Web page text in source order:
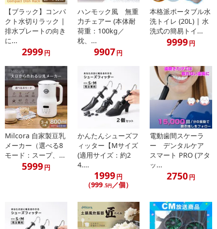
【ブラック】コンパ
クト水切りラック |
排水プレートの向き
に...
2999円
ハンモック風 無重
力チェアー (本体耐
荷重：100kg／
枕、...
9907円
本格派ポータブル水
洗トイレ (20L) | 水
洗式の簡易トイ...
9999円
Milcora 自家製豆乳
メーカー（選べる8
モード：スープ、...
5999円
かんたんシューズフ
ィッター【Mサイズ
(適用サイズ：約2
4....
1999円
（999.5円／個）
電動歯間スケーラ
ー デンタルケア
スマート PRO (アタ
ッ...
2750円